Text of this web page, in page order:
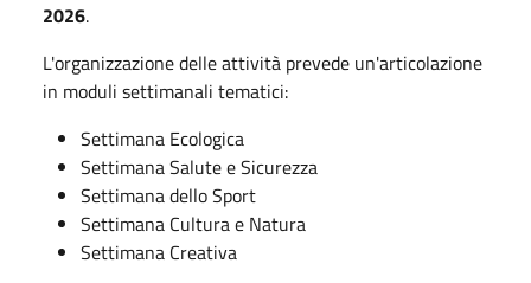
2026.
L'organizzazione delle attività prevede un'articolazione
in moduli settimanali tematici:
Settimana Ecologica
Settimana Salute e Sicurezza
Settimana dello Sport
Settimana Cultura e Natura
Settimana Creativa